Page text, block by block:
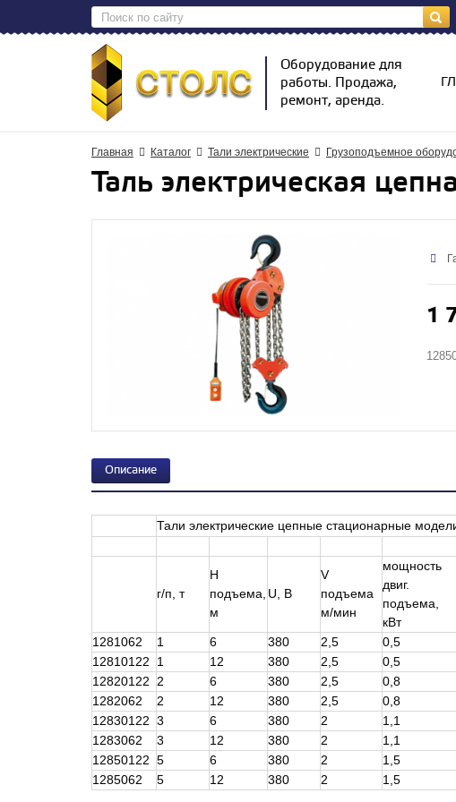
Оборудование для
работы. Продажа,
ремонт, аренда.
Главная Каталог Тали электрические Грузоподъемное
Таль электрическая
1
Описание
Тали электрические цепные стационарные
г/п, т
H
подъема,
м
U, В
V
подъема
м/мин
мощность
двиг.
подъема,
кВт
1281062 1 6 380 2,5 0,5
12810122
1 12 380 2,5 0,5
12820122 2 6 380 2,5 0,8
1282062
2 12 380 2,5 0,8
12830122 3 6 380 2 1,1
1283062
3 12 380 2 1,1
12850122 5 6 380 2 1,5
1285062
5 12 380 2 1,5